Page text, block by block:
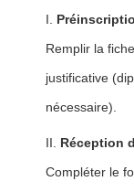
Remplir la
justificative
nécessaire).
Réception
Compléter le